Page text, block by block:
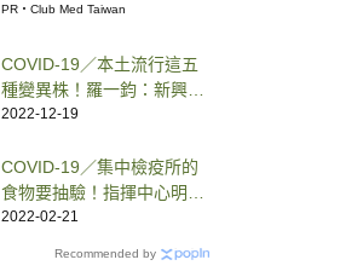
省錢更省心！
PR・Club Med Taiwan
COVID-19／本土流行這五
種變異株！羅一鈞：新興變
異株沒有獨大
2022-12-19
COVID-19／集中檢疫所的
食物要抽驗！指揮中心明
定：8類危險物品禁送
2022-02-21
Recommended by